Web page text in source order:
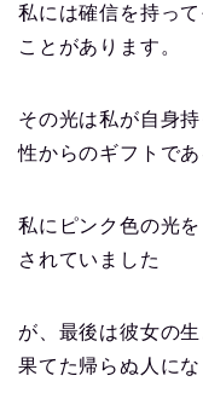
私には確信を持っ
ことがあります。
その光は私が自身
性からのギフトで
私にピンク色の光
されていました
が、最後は彼女の
果てた帰らぬ人にな